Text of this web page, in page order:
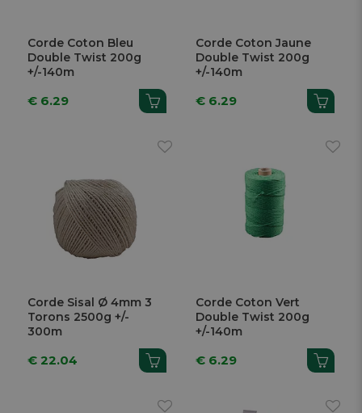
Corde Coton Bleu
Double Twist 200g
+/-140m
€ 6.29
Corde Coton Jaune
Double Twist 200g
+/-140m
€ 6.29
Corde Sisal Ø 4mm 3
Torons 2500g +/-
300m
€ 22.04
Corde Coton Vert
Double Twist 200g
+/-140m
€ 6.29